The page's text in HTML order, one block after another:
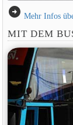
arrow_circle_right Mehr Infos
MIT DEM